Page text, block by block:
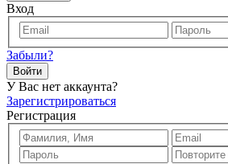
Вход
Забыли?
Войти
У Вас нет аккаунта?
Зарегистрироваться
Регистрация